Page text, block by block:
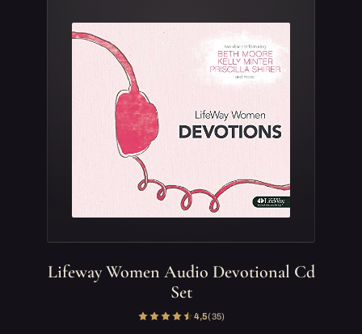
Lifeway Women Audio Devotional Cd
Set
4,5(35)